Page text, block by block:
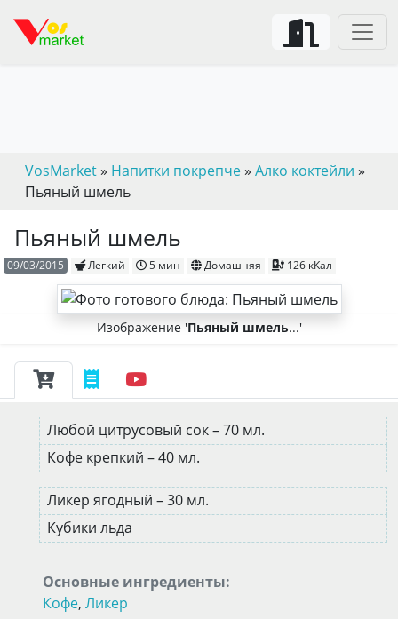
VosMarket» Напитки покрепче» Алко коктейли »
Пьяный шмель
Пьяный шмель
09/03/2015 Легкий 5 мин Домашняя 126 кКал
Изображение 'Пьяный шмель...'
Любой цитрусовый сок – 70 мл.
Кофе крепкий – 40 мл.
Ликер ягодный – 30 мл.
Кубики льда
Основные ингредиенты:
Кофе, Ликер